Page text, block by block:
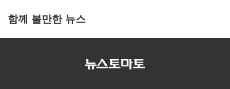
함께 볼만한 뉴스